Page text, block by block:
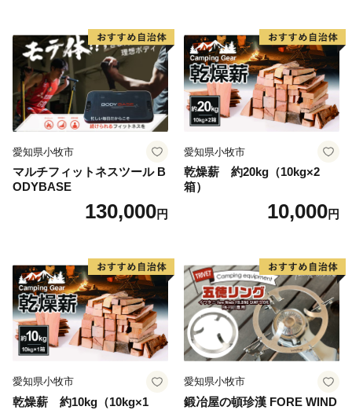
愛知県小牧市
マルチフィットネスツール B
ODYBASE
130,000円
愛知県小牧市
乾燥薪 約20kg（10kg×2
箱）
10,000円
愛知県小牧市
乾燥薪 約10kg（10kg×1
愛知県小牧市
鍛冶屋の頓珍漢 FORE WIND